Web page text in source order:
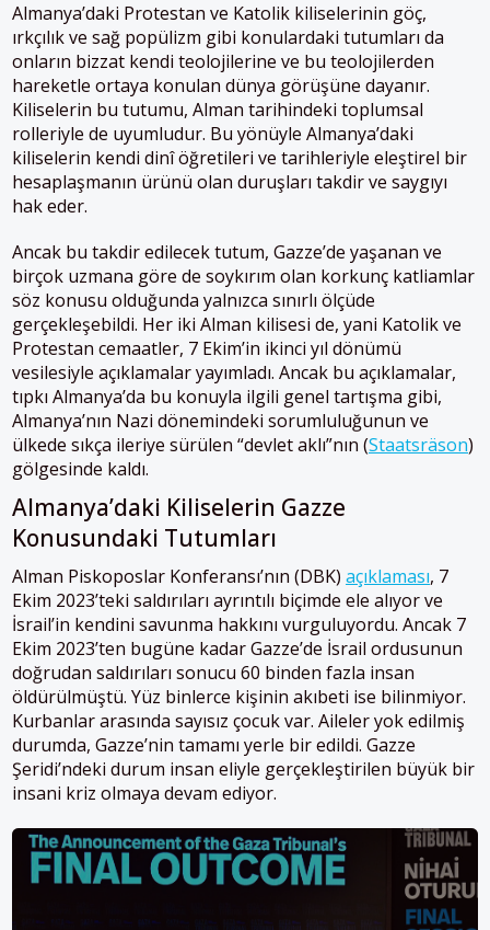
Almanya’daki Protestan ve Katolik kiliselerinin göç,
ırkçılık ve sağ popülizm gibi konulardaki tutumları da
onların bizzat kendi teolojilerine ve bu teolojilerden
hareketle ortaya konulan dünya görüşüne dayanır.
Kiliselerin bu tutumu, Alman tarihindeki toplumsal
rolleriyle de uyumludur. Bu yönüyle Almanya’daki
kiliselerin kendi dinî öğretileri ve tarihleriyle eleştirel bir
hesaplaşmanın ürünü olan duruşları takdir ve saygıyı
hak eder.
Ancak bu takdir edilecek tutum, Gazze’de yaşanan ve
birçok uzmana göre de soykırım olan korkunç katliamlar
söz konusu olduğunda yalnızca sınırlı ölçüde
gerçekleşebildi. Her iki Alman kilisesi de, yani Katolik ve
Protestan cemaatler, 7 Ekim’in ikinci yıl dönümü
vesilesiyle açıklamalar yayımladı. Ancak bu açıklamalar,
tıpkı Almanya’da bu konuyla ilgili genel tartışma gibi,
Almanya’nın Nazi dönemindeki sorumluluğunun ve
ülkede sıkça ileriye sürülen “devlet aklı”nın (Staatsräson)
gölgesinde kaldı.
Almanya’daki Kiliselerin Gazze
Konusundaki Tutumları
Alman Piskoposlar Konferansı’nın (DBK) açıklaması, 7
Ekim 2023’teki saldırıları ayrıntılı biçimde ele alıyor ve
İsrail’in kendini savunma hakkını vurguluyordu. Ancak 7
Ekim 2023’ten bugüne kadar Gazze’de İsrail ordusunun
doğrudan saldırıları sonucu 60 binden fazla insan
öldürülmüştü. Yüz binlerce kişinin akıbeti ise bilinmiyor.
Kurbanlar arasında sayısız çocuk var. Aileler yok edilmiş
durumda, Gazze’nin tamamı yerle bir edildi. Gazze
Şeridi’ndeki durum insan eliyle gerçekleştirilen büyük bir
insani kriz olmaya devam ediyor.